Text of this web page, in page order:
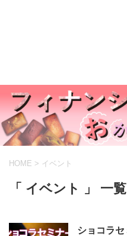
HOME > イベント
「 イベント 」 一覧
ショコラ